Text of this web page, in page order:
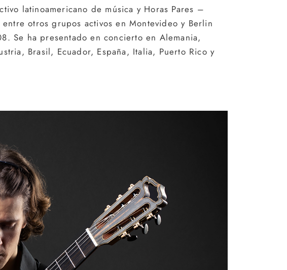
latinoamericano de música y Horas Pares –
otros grupos activos en Montevideo y Berlin
Se ha presentado en concierto en Alemania,
Brasil, Ecuador, España, Italia, Puerto Rico y